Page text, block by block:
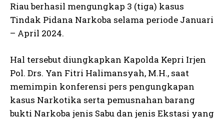
Riau berhasil mengungkap 3 (tiga) kasus
Tindak Pidana Narkoba selama periode Januari
– April 2024.
Hal tersebut diungkapkan Kapolda Kepri Irjen
Pol. Drs. Yan Fitri Halimansyah, M.H., saat
memimpin konferensi pers pengungkapan
kasus Narkotika serta pemusnahan barang
bukti Narkoba jenis Sabu dan jenis Ekstasi yang